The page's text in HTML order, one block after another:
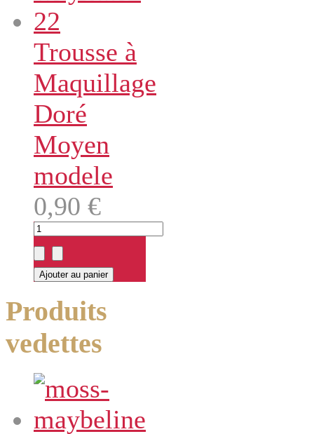
Trousse à
Maquillage
Doré
Moyen
modele
0,90 €
Produits
vedettes